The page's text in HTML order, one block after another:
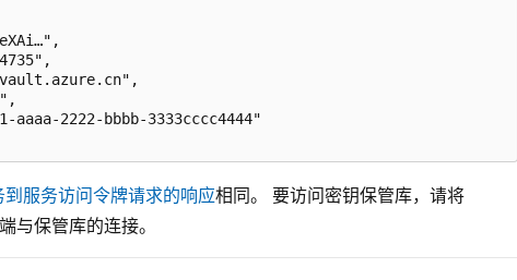
aaaa-2222-bbbb-3333cccc4444"
服务访问令牌请求的响应相同。 要访问密钥保管库，请将
与保管库的连接。